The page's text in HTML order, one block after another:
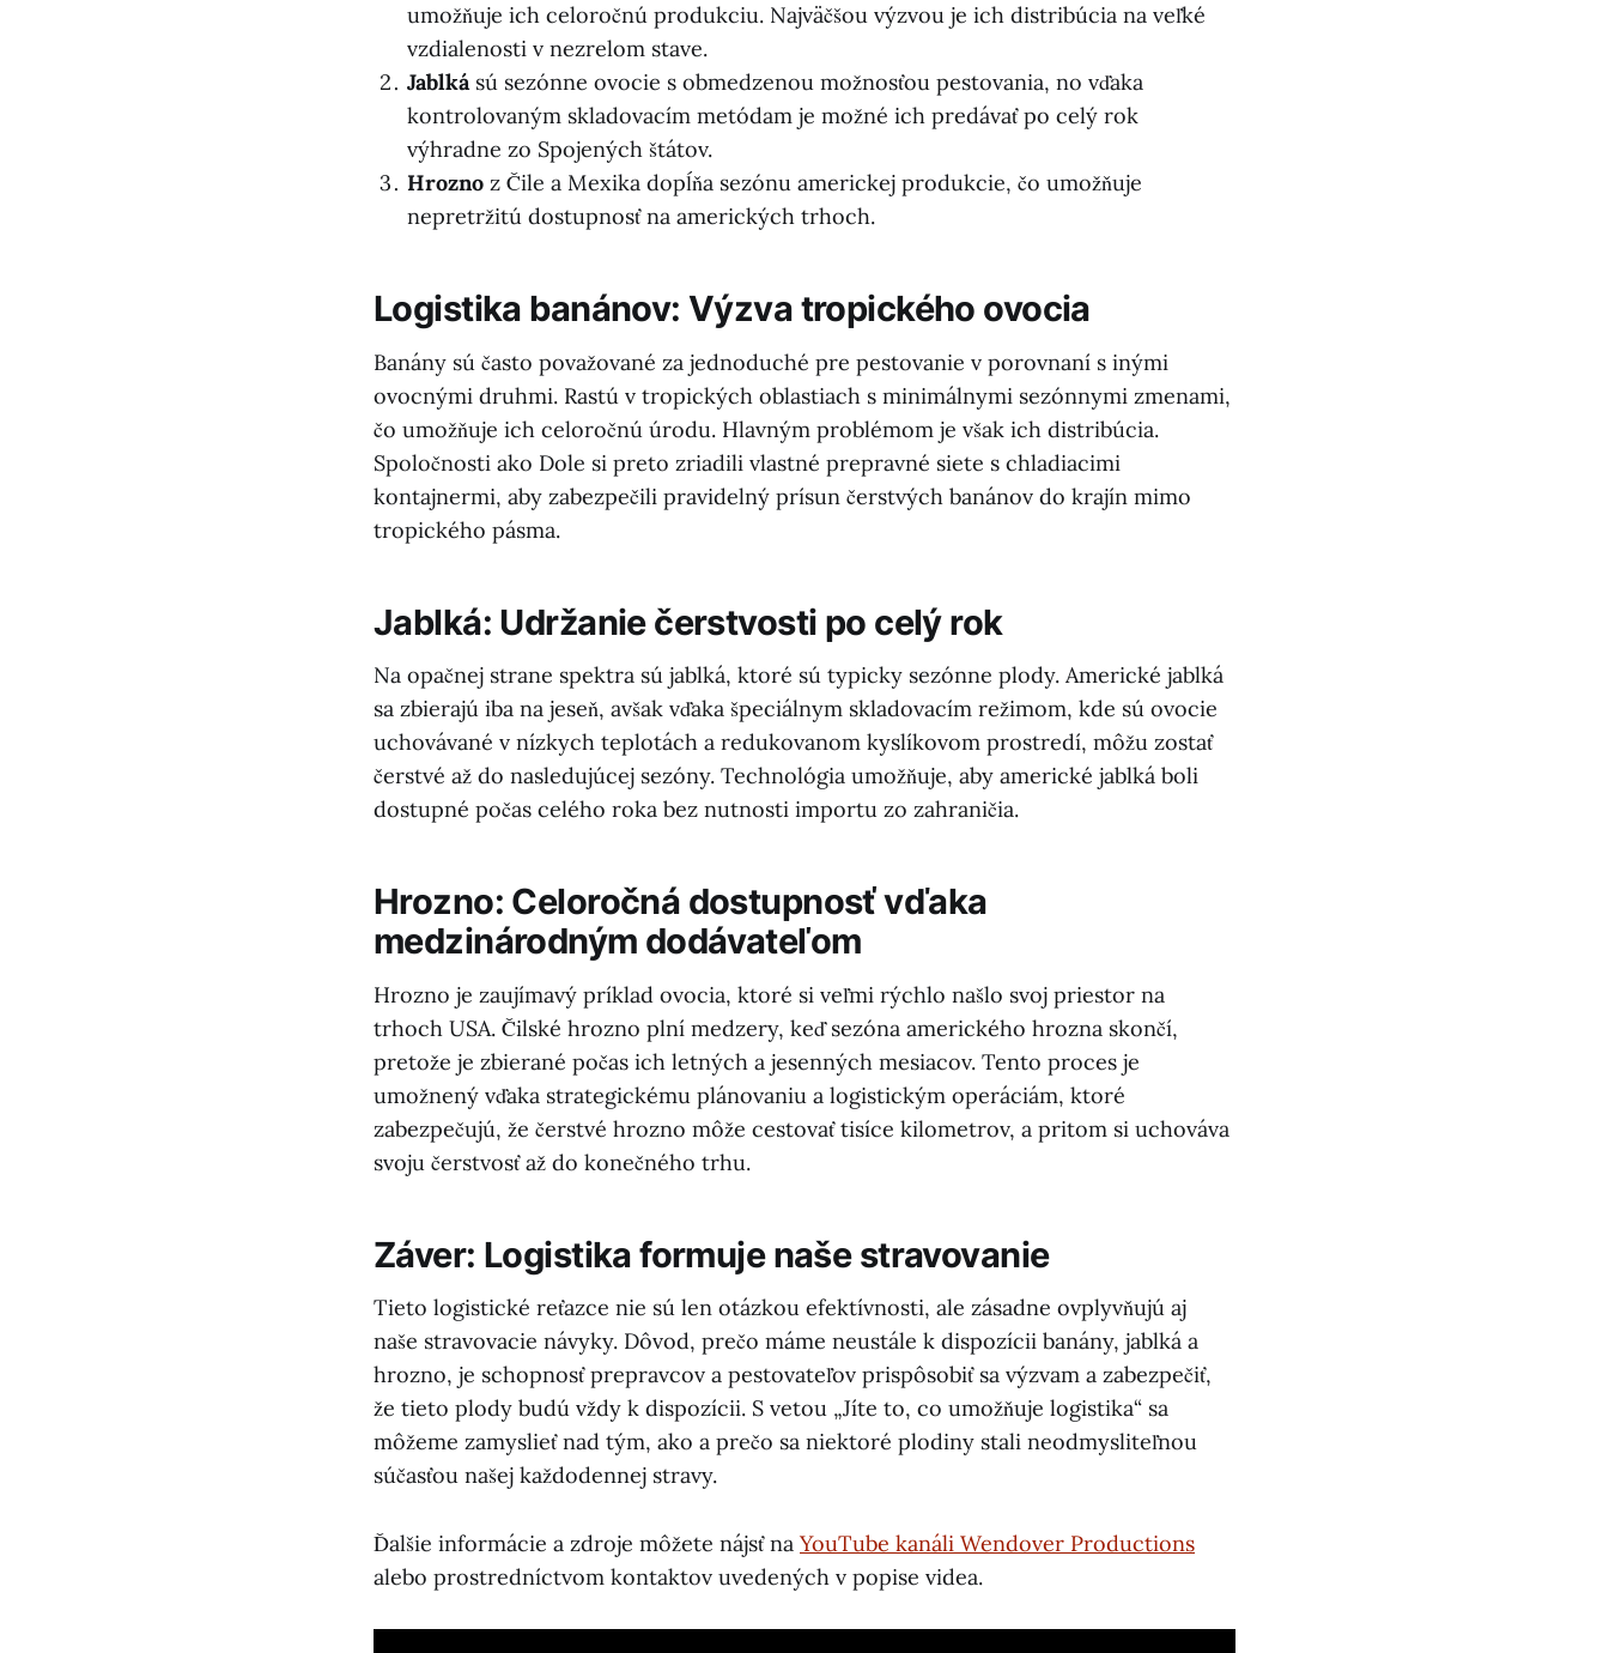
umožňuje ich celoročnú produkciu. Najväčšou výzvou je ich distribúcia na veľké
vzdialenosti v nezrelom stave.
Jablkású sezónne ovocie s obmedzenou možnosťou pestovania, no vďaka
kontrolovaným skladovacím metódam je možné ich predávať po celý rok
výhradne zo Spojených štátov.
Hrozno z Čile a Mexika dopĺňa sezónu americkej produkcie, čo umožňuje
nepretržitú dostupnosť na amerických trhoch.
Logistika banánov: Výzva tropického ovocia
Banány sú často považované za jednoduché pre pestovanie v porovnaní s inými
ovocnými druhmi. Rastú v tropických oblastiach s minimálnymi sezónnymi zmenami,
čo umožňuje ich celoročnú úrodu. Hlavným problémom je však ich distribúcia.
Spoločnosti ako Dole si preto zriadili vlastné prepravné siete s chladiacimi
kontajnermi, aby zabezpečili pravidelný prísun čerstvých banánov do krajín mimo
tropického pásma.
Jablká: Udržanie čerstvosti po celý rok
Na opačnej strane spektra sú jablká, ktoré sú typicky sezónne plody. Americké jablká
sa zbierajú iba na jeseň, avšak vďaka špeciálnym skladovacím režimom, kde sú ovocie
uchovávané v nízkych teplotách a redukovanom kyslíkovom prostredí, môžu zostať
čerstvé až do nasledujúcej sezóny. Technológia umožňuje, aby americké jablká boli
dostupné počas celého roka bez nutnosti importu zo zahraničia.
Hrozno: Celoročná dostupnosť vďaka
medzinárodným dodávateľom
Hrozno je zaujímavý príklad ovocia, ktoré si veľmi rýchlo našlo svoj priestor na
trhoch USA. Čilské hrozno plní medzery, keď sezóna amerického hrozna skončí,
pretože je zbierané počas ich letných a jesenných mesiacov. Tento proces je
umožnený vďaka strategickému plánovaniu a logistickým operáciám, ktoré
zabezpečujú, že čerstvé hrozno môže cestovať tisíce kilometrov, a pritom si uchováva
svoju čerstvosť až do konečného trhu.
Záver: Logistika formuje naše stravovanie
Tieto logistické reťazce nie sú len otázkou efektívnosti, ale zásadne ovplyvňujú aj
naše stravovacie návyky. Dôvod, prečo máme neustále k dispozícii banány, jablká a
hrozno, je schopnosť prepravcov a pestovateľov prispôsobiť sa výzvam a zabezpečiť,
že tieto plody budú vždy k dispozícii. S vetou „Jíte to, co umožňuje logistika“ sa
môžeme zamyslieť nad tým, ako a prečo sa niektoré plodiny stali neodmysliteľnou
súčasťou našej každodennej stravy.
Ďalšie informácie a zdroje môžete nájsť na YouTube kanáli Wendover Productions
alebo prostredníctvom kontaktov uvedených v popise videa.